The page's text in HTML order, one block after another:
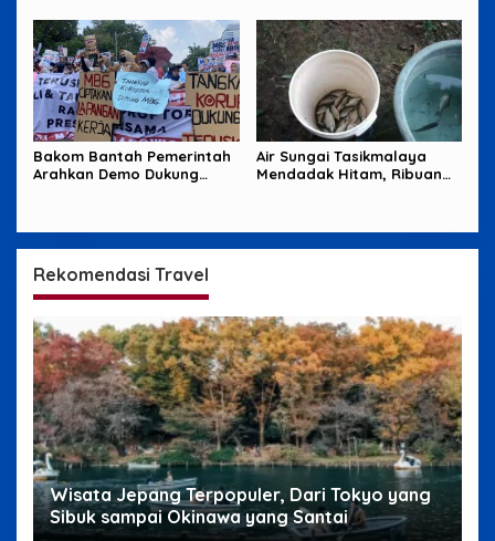
Bakom Bantah Pemerintah
Arahkan Demo Dukung
Air Sungai Tasikmalaya
Mendadak Hitam, Ribuan
Rekomendasi Travel
Wisata Jepang Terpopuler, Dari Tokyo yang
Sibuk sampai Okinawa yang Santai